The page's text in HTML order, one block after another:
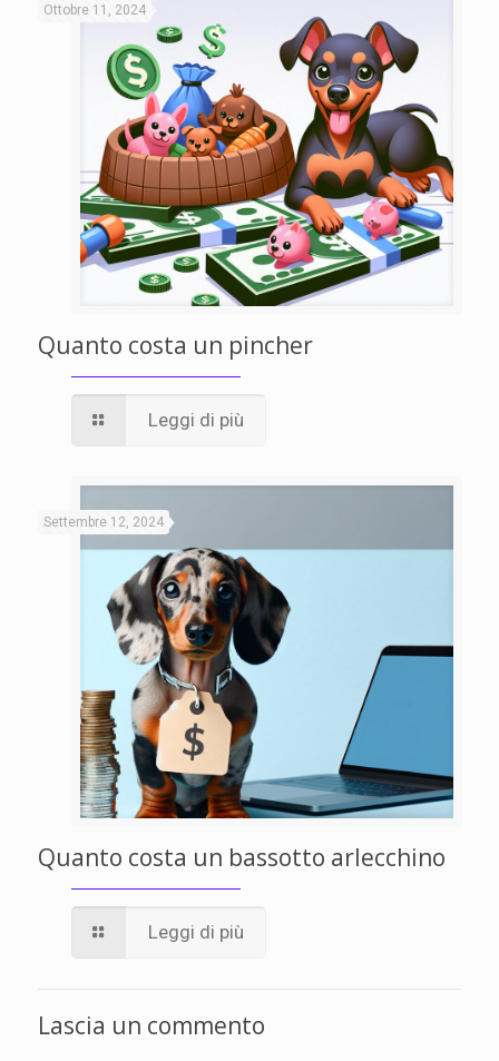
Ottobre 11, 2024
Quanto costa un pincher
Leggi di più
Settembre 12, 2024
Quanto costa un bassotto arlecchino
Leggi di più
Lascia un commento